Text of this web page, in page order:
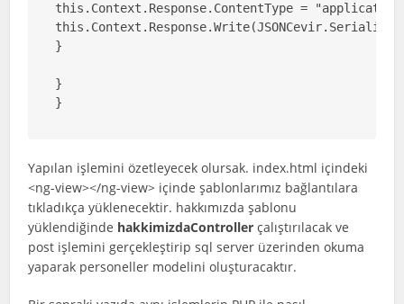
this.Context.Response.ContentType =
}
}
}
Yapılan işlemini özetleyecek olursak. index.html içindeki
<ng-view></ng-view> içinde şablonlarımız bağlantılara
tıkladıkça yüklenecektir. hakkımızda şablonu
yüklendiğinde hakkimizdaControllerçalıştırılacak ve
post işlemini gerçekleştirip sql server üzerinden okuma
yaparak personeller modelini oluşturacaktır.